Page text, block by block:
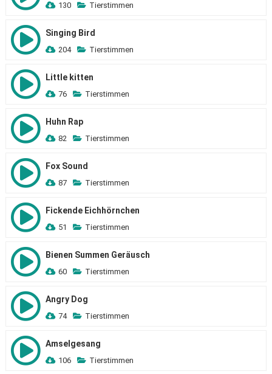
130 Tierstimmen
Singing Bird
204 Tierstimmen
Little kitten
76 Tierstimmen
Huhn Rap
82 Tierstimmen
Fox Sound
87 Tierstimmen
Fickende Eichhörnchen
51 Tierstimmen
Bienen Summen Geräusch
60 Tierstimmen
Angry Dog
74 Tierstimmen
Amselgesang
106 Tierstimmen